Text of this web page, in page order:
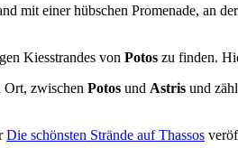
mit einer hübschen Promenade, an
Kiesstrandes von Potos zu finden.
Ort, zwischen Potos und Astris und
Die schönsten Strände auf Thassos